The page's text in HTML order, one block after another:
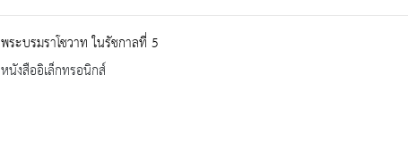
พระบรมราโชวาท ในรัชกาลที่ 5
หนังสืออิเล็กทรอนิกส์